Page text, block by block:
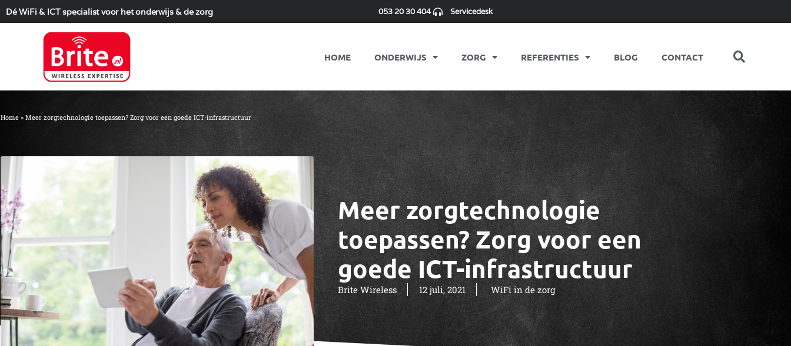
Dé WiFi & ICT specialist voor het onderwijs & de zorg 053 20 30 404 Servicedesk
HOME ONDERWIJS ZORG REFERENTIES BLOG CONTACT
Home » Meer zorgtechnologie toepassen? Zorg voor een goede ICT-infrastructuur
Meer zorgtechnologie
toepassen? Zorg voor een
goede ICT-infrastructuur
Brite Wireless 12 juli, 2021 WiFi in de zorg